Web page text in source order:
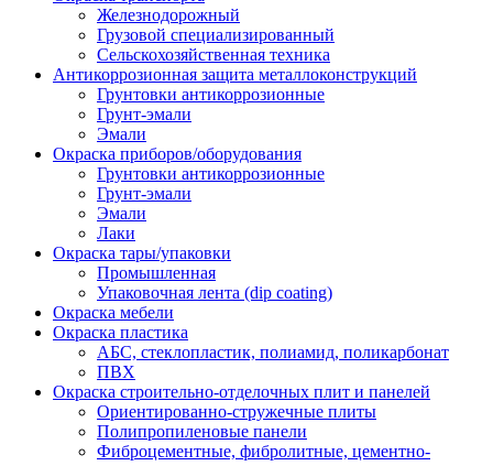
Железнодорожный
Грузовой специализированный
Сельскохозяйственная техника
Антикоррозионная защита металлоконструкций
Грунтовки антикоррозионные
Грунт-эмали
Эмали
Окраска приборов/оборудования
Грунтовки антикоррозионные
Грунт-эмали
Эмали
Лаки
Окраска тары/упаковки
Промышленная
Упаковочная лента (dip coating)
Окраска мебели
Окраска пластика
АБС, стеклопластик, полиамид, поликарбонат
ПВХ
Окраска строительно-отделочных плит и панелей
Ориентированно-стружечные плиты
Полипропиленовые панели
Фиброцементные, фибролитные, цементно-